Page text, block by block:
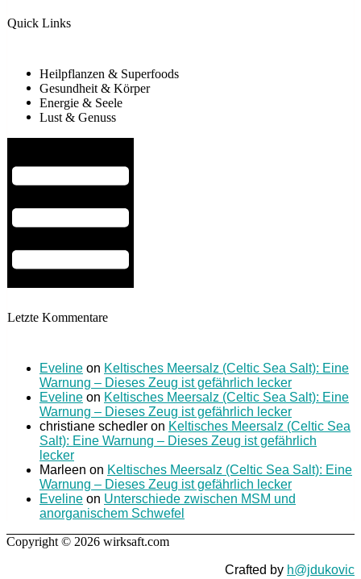
Quick Links
Heilpflanzen & Superfoods
Gesundheit & Körper
Energie & Seele
Lust & Genuss
Letzte Kommentare
Eveline on Keltisches Meersalz (Celtic Sea Salt): Eine
Warnung – Dieses Zeug ist gefährlich lecker
Eveline on Keltisches Meersalz (Celtic Sea Salt): Eine
Warnung – Dieses Zeug ist gefährlich lecker
christiane schedler on Keltisches Meersalz (Celtic Sea
Salt): Eine Warnung – Dieses Zeug ist gefährlich
lecker
Marleen on Keltisches Meersalz (Celtic Sea Salt): Eine
Warnung – Dieses Zeug ist gefährlich lecker
Eveline on Unterschiede zwischen MSM und
anorganischem Schwefel
Copyright © 2026 wirksaft.com
Crafted by h@jdukovic